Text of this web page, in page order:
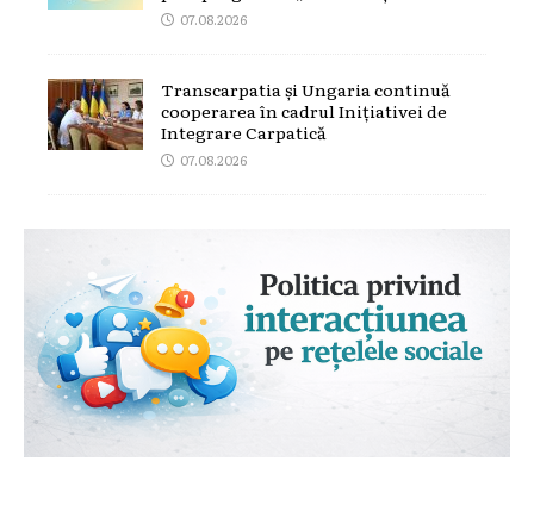
07.08.2026
Transcarpatia și Ungaria continuă
cooperarea în cadrul Inițiativei de
Integrare Carpatică
07.08.2026